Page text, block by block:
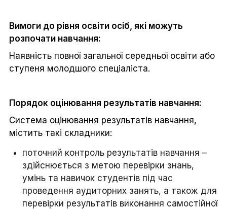
Вимоги до рівня освіти осіб, які можуть
розпочати навчання:
Наявність повної загальної середньої освіти або
ступеня молодшого спеціаліста.
Порядок оцінювання результатів навчання:
Система оцінювання результатів навчання,
містить такі складники:
поточний контроль результатів навчання –
здійснюється з метою перевірки знань,
умінь та навичок студентів під час
проведення аудиторних занять, а також для
перевірки результатів виконання самостійної